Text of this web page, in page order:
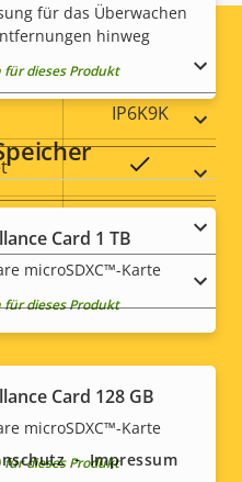
IK10
IP6K9K
für das Überwachen
hinweg
für dieses Produkt
Card 1 TB
microSDXC™-Karte
für dieses Produkt
Card 128 GB
microSDXC™-Karte
für dieses ProduktImpressum